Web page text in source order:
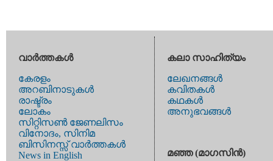
വാര്‍ത്തകള്‍
കേരളം
അറബിനാടുകള്‍
രാഷ്ട്രം
ലോകം
സിറ്റിസണ്‍ ജേണലിസം
വിനോദം, സിനിമ
ബിസിനസ്സ് വാര്‍ത്തകള്‍
News in English
കലാ സാഹിത്യം
ലേഖനങ്ങള്‍
കവിതകള്‍
കഥകള്‍
അനുഭവങ്ങള്‍
മഞ്ഞ (മാഗസിന്‍)